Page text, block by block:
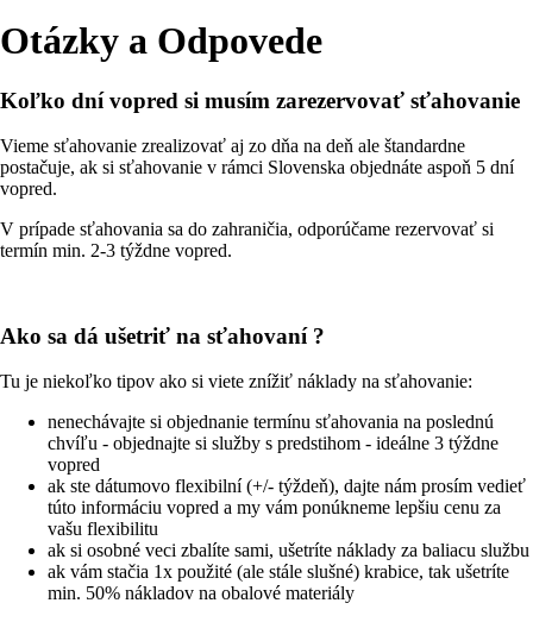
Otázky a Odpovede
Koľko dní vopred si musím zarezervovať sťahovanie
Vieme sťahovanie zrealizovať aj zo dňa na deň ale štandardne
postačuje, ak si sťahovanie v rámci Slovenska objednáte aspoň 5 dní
vopred.
V prípade sťahovania sa do zahraničia, odporúčame rezervovať si
termín min. 2-3 týždne vopred.
Ako sa dá ušetriť na sťahovaní ?
Tu je niekoľko tipov ako si viete znížiť náklady na sťahovanie:
nenechávajte si objednanie termínu sťahovania na poslednú
chvíľu - objednajte si služby s predstihom - ideálne 3 týždne
vopred
ak ste dátumovo flexibilní (+/- týždeň), dajte nám prosím vedieť
túto informáciu vopred a my vám ponúkneme lepšiu cenu za
vašu flexibilitu
ak si osobné veci zbalíte sami, ušetríte náklady za baliacu službu
ak vám stačia 1x použité (ale stále slušné) krabice, tak ušetríte
min. 50% nákladov na obalové materiály